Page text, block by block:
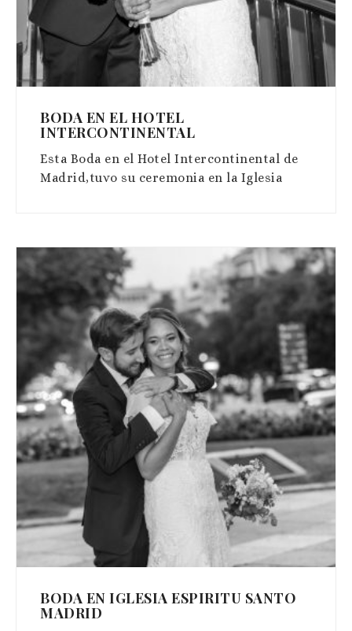
BODA EN EL HOTEL
INTERCONTINENTAL
Esta Boda en el Hotel Intercontinental de
Madrid,tuvo su ceremonia en la Iglesia
BODA EN IGLESIA ESPIRITU SANTO
MADRID